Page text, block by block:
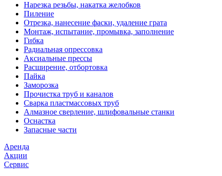
Нарезка резьбы, накатка желобков
Пиление
Отрезка, нанесение фаски, удаление грата
Монтаж, испытание, промывка, заполнение
Гибка
Радиальная опрессовка
Аксиальные прессы
Расширение, отбортовка
Пайка
Заморозка
Прочистка труб и каналов
Сварка пластмассовых труб
Алмазное сверление, шлифовальные станки
Оснастка
Запасные части
Аренда
Акции
Сервис